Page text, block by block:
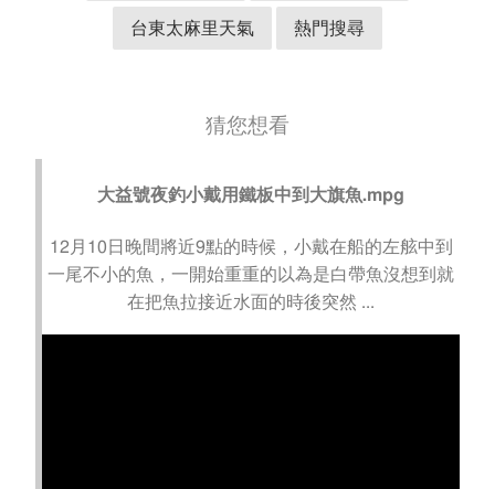
台東太麻里天氣 熱門搜尋
猜您想看
大益號夜釣小戴用鐵板中到大旗魚.mpg
12月10日晚間將近9點的時候，小戴在船的左舷中到
一尾不小的魚，一開始重重的以為是白帶魚沒想到就
在把魚拉接近水面的時後突然 ...